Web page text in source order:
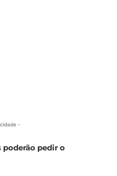
-
poderão pedir o